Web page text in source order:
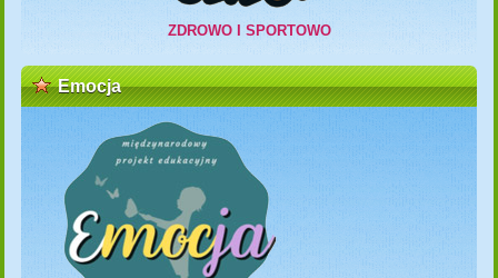
ZDROWO I SPORTOWO
Emocja